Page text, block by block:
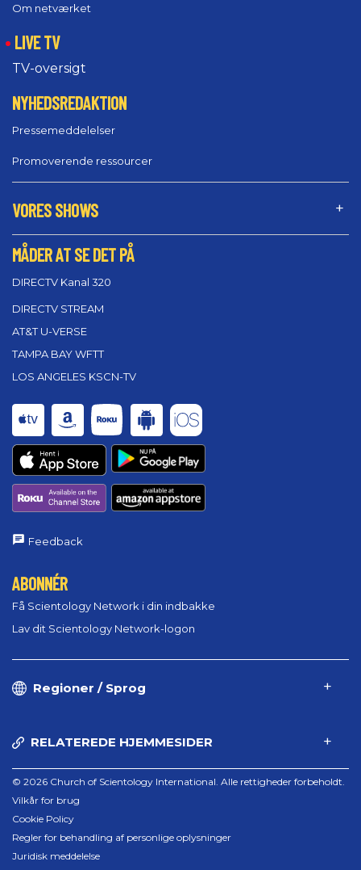
Om netværket
LIVE TV
TV-oversigt
NYHEDSREDAKTION
Pressemeddelelser
Promoverende ressourcer
VORES SHOWS
MÅDER AT SE DET PÅ
DIRECTV Kanal 320
DIRECTV STREAM
AT&T U-VERSE
TAMPA BAY WFTT
LOS ANGELES KSCN-TV
Feedback
ABONNÉR
Få Scientology Network i din indbakke
Lav dit Scientology Network-logon
Regioner / Sprog
RELATEREDE HJEMMESIDER
© 2026 Church of Scientology International. Alle rettigheder forbeholdt.
Vilkår for brug
Cookie Policy
Regler for behandling af personlige oplysninger
Juridisk meddelelse